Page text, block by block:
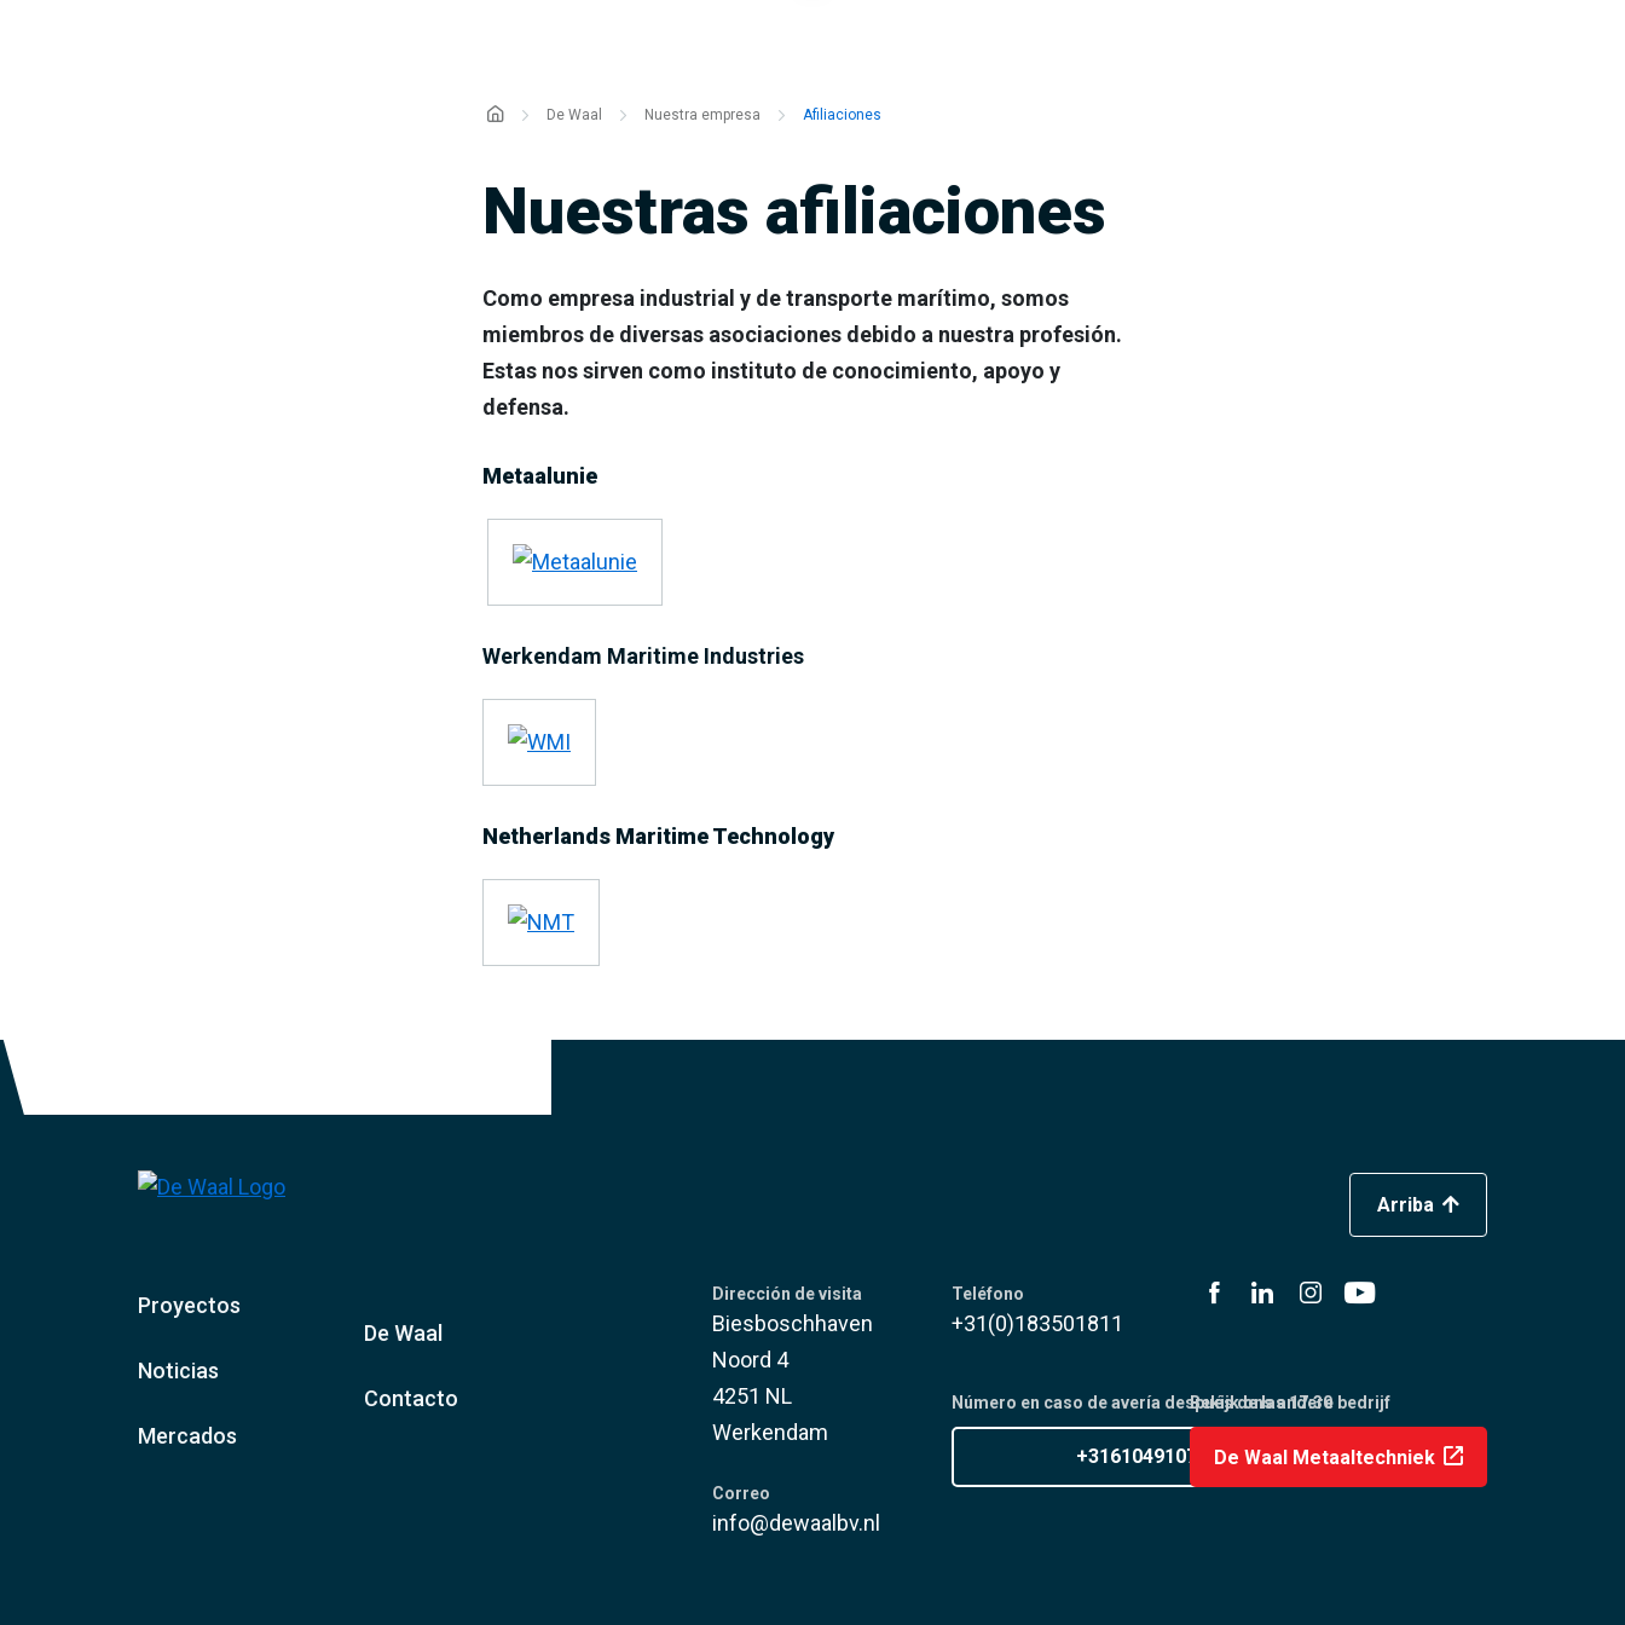
De Waal Nuestra empresa Afiliaciones
Nuestras afiliaciones
Como empresa industrial y de transporte marítimo, somos
miembros de diversas asociaciones debido a nuestra profesión.
Estas nos sirven como instituto de conocimiento, apoyo y
defensa.
Metaalunie
Werkendam Maritime Industries
Netherlands Maritime Technology
Arriba
Proyectos
Noticias
Mercados
De Waal
Contacto
Dirección de visita
Biesboschhaven
Noord 4
4251 NL
Werkendam
Correo
info@dewaalbv.nl
Teléfono
+31(0)183501811
Número en caso de avería después de las 17:30
+31610491079
Bekijk ons andere bedrijf
De Waal Metaaltechniek